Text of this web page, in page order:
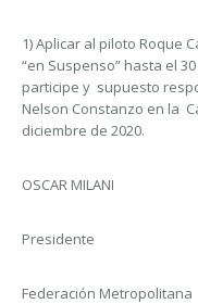
1) Aplicar al piloto Roque
“en Suspenso” hasta el
participe y supuesto
Nelson Constanzo en la
diciembre de 2020.
OSCAR MILANI
Presidente
Federación Metropolitana